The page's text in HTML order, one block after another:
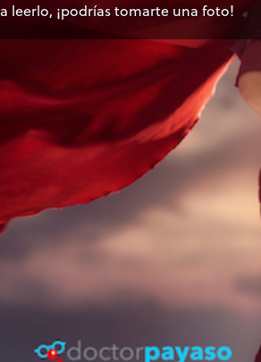
a leerlo, ¡podrías tomarte una foto!